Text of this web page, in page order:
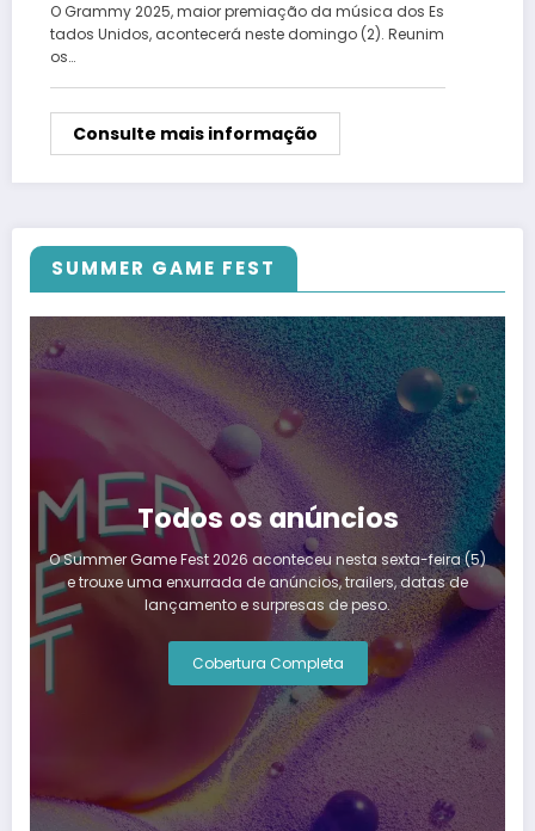
O Grammy 2025, maior premiação da música dos Es
tados Unidos, acontecerá neste domingo (2). Reunim
os…
Consulte mais informação
SUMMER GAME FEST
Todos os anúncios
O Summer Game Fest 2026 aconteceu nesta sexta-feira (5)
e trouxe uma enxurrada de anúncios, trailers, datas de
lançamento e surpresas de peso.
Cobertura Completa